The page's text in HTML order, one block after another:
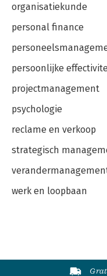
organisatiekunde
personal finance
persoonlijke
projectmanagement
psychologie
reclame en verkoop
strategisch
werk en loopbaan